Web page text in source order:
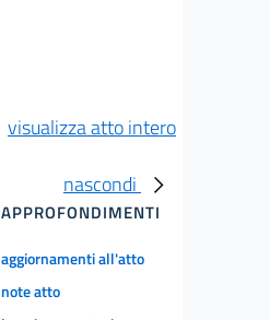
visualizza atto intero
nascondi
APPROFONDIMENTI
aggiornamenti all'atto
note atto